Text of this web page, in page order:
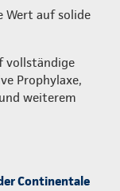
Wert auf solide
vollständige
Prophylaxe,
weiterem
Continentale